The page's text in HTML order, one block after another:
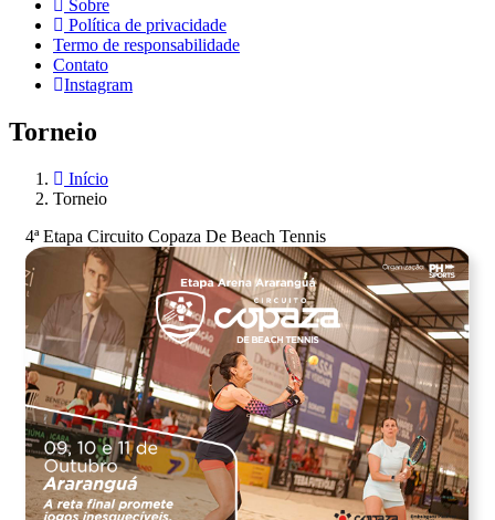
Sobre
Política de privacidade
Termo de responsabilidade
Contato
Instagram
Torneio
Início
Torneio
4ª Etapa Circuito Copaza De Beach Tennis